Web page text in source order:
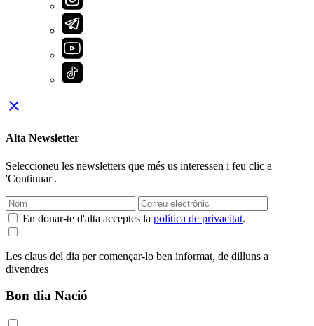
close
Alta Newsletter
Seleccioneu les newsletters que més us interessen i feu clic a
'Continuar'.
En donar-te d'alta acceptes la política de privacitat.
Les claus del dia per començar-lo ben informat, de dilluns a
divendres
Bon dia Nació